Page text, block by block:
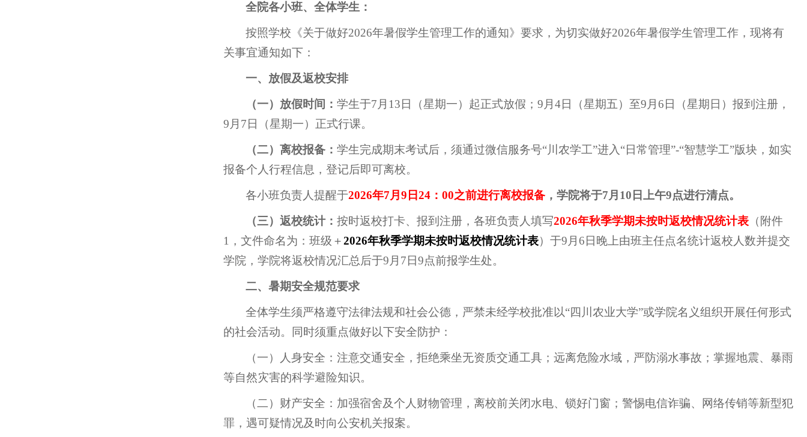
全院各小班、全体学生：
按照学校《关于做好2026年暑假学生管理工作的通知》要求，为切实做好2026年暑假学生管理工作，现将有
关事宜通知如下：
一、放假及返校安排
（一）放假时间：学生于7月13日（星期一）起正式放假；9月4日（星期五）至9月6日（星期日）报到注册，
9月7日（星期一）正式行课。
（二）离校报备：学生完成期末考试后，须通过微信服务号“川农学工”进入“日常管理”-“智慧学工”版块，如实
报备个人行程信息，登记后即可离校。
各小班负责人提醒于2026年7月9 日24：00之前进行离校报备 ，学院将于7月10日上午9点进行清点。
（三）返校统计：按时返校打卡、报到注册，各班负责人填写2026年秋季学期未按时返校情况统计表 （附件
1，文件命名为：班级＋2026年秋季学期未按时返校情况统计表）于9月6日晚上由班主任点名统计返校人数并提交
学院，学院将返校情况汇总后于9月7日9点前报学生处。
二、暑期安全规范要求
全体学生须严格遵守法律法规和社会公德，严禁未经学校批准以“四川农业大学”或学院名义组织开展任何形式
的社会活动。同时须重点做好以下安全防护：
（一）人身安全：注意交通安全，拒绝乘坐无资质交通工具；远离危险水域，严防溺水事故；掌握地震、暴雨
等自然灾害的科学避险知识。
（二）财产安全：加强宿舍及个人财物管理，离校前关闭水电、锁好门窗；警惕电信诈骗、网络传销等新型犯
罪，遇可疑情况及时向公安机关报案。